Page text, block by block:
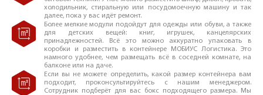
холодильник, стиральную или посудомоечную машину и так
далее, пока у вас идёт ремонт.
Более мелкие модули подойдут для одежды или обуви, а также
для детских вещей: книг, игрушек, канцелярских
принадлежностей. Всё это можно аккуратно упаковать в
коробки и разместить в контейнере МОБИУС Логистика. Это
намного удобнее, чем размещать всё в соседней комнате, на
балконе или на даче.
Если вы не можете определить, какой размер контейнера вам
подходит, проконсультируйтесь с нашим менеджером.
Сотрудник подберёт для вас бокс подходящего размера. Мы